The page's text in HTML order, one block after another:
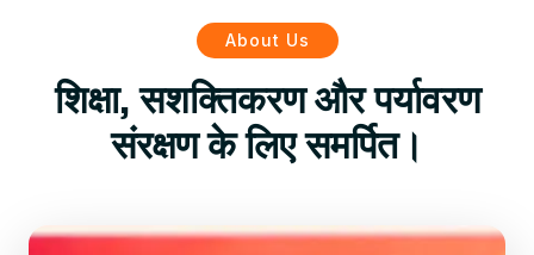
About Us
शिक्षा, सशक्तिकरण और पर्यावरण
संरक्षण के लिए समर्पित।